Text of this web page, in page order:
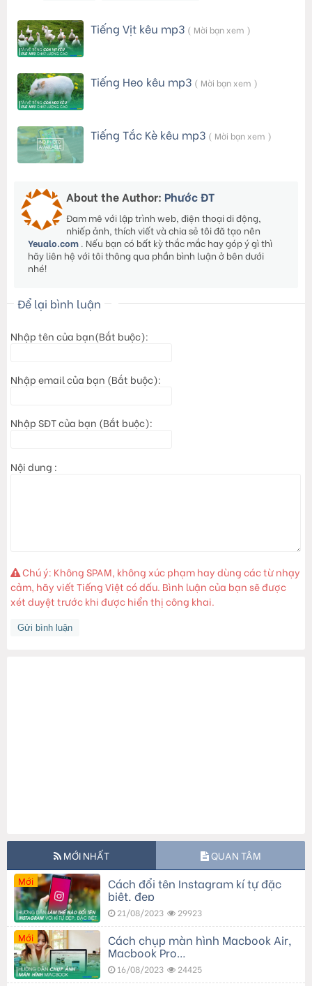
Tiếng Vịt kêu mp3 ( Mời bạn xem )
Tiếng Heo kêu mp3 ( Mời bạn xem )
Tiếng Tắc Kè kêu mp3 ( Mời bạn xem )
About the Author: Phước ĐT
Đam mê với lập trình web, điện thoại di động,
nhiếp ảnh, thích viết và chia sẻ tôi đã tạo nên
Yeualo.com . Nếu bạn có bất kỳ thắc mắc hay góp ý gì thì
hãy liên hệ với tôi thông qua phần bình luận ở bên dưới
nhé!
Để lại bình luận
Nhập tên của bạn(Bắt buộc):
Nhập email của bạn (Bắt buộc):
Nhập SĐT của bạn (Bắt buộc):
Nội dung :
Chú ý: Không SPAM, không xúc phạm hay dùng các từ nhạy
cảm, hãy viết Tiếng Việt có dấu. Bình luận của bạn sẽ được
xét duyệt trước khi được hiển thị công khai.
MỚI NHẤT QUAN TÂM
Mới Cách đổi tên Instagram kí tự đặc
biệt, đẹp
21/08/2023 29923
Mới Cách chụp màn hình Macbook Air,
Macbook Pro…
16/08/2023 24425